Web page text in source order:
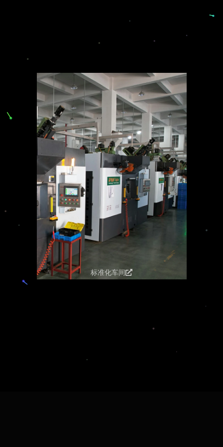
标准化车间